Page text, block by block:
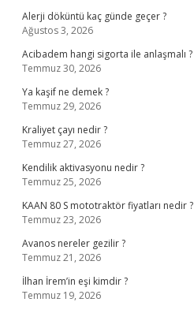
Alerji döküntü kaç günde geçer ?
Ağustos 3, 2026
Acibadem hangi sigorta ile anlaşmalı ?
Temmuz 30, 2026
Ya kaşif ne demek ?
Temmuz 29, 2026
Kraliyet çayı nedir ?
Temmuz 27, 2026
Kendilik aktivasyonu nedir ?
Temmuz 25, 2026
KAAN 80 S mototraktör fiyatları nedir ?
Temmuz 23, 2026
Avanos nereler gezilir ?
Temmuz 21, 2026
İlhan İrem’in eşi kimdir ?
Temmuz 19, 2026